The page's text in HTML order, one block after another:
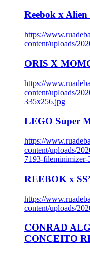
Reebok x
https://
content/uploads/
ORIS X
https://
content/uploads/
335x256.jpg
LEGO Super
https://
content/uploads/
7193-
REEBOK x
https://
content/uploads/
CONRAD
CONCEITO